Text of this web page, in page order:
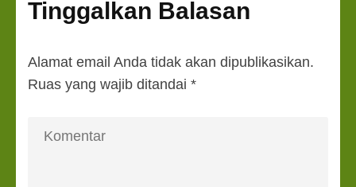
Tinggalkan Balasan
Alamat email Anda tidak akan dipublikasikan.
Ruas yang wajib ditandai *